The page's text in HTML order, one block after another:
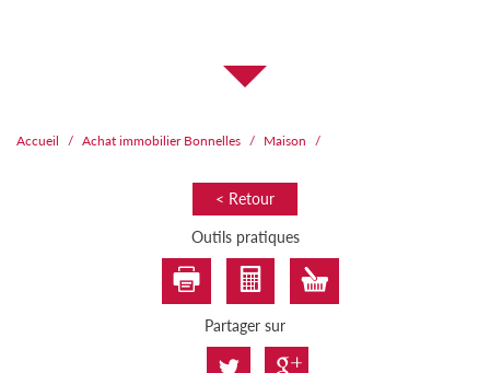
Accueil Achat immobilier Bonnelles Maison
< Retour
Outils pratiques
Partager sur